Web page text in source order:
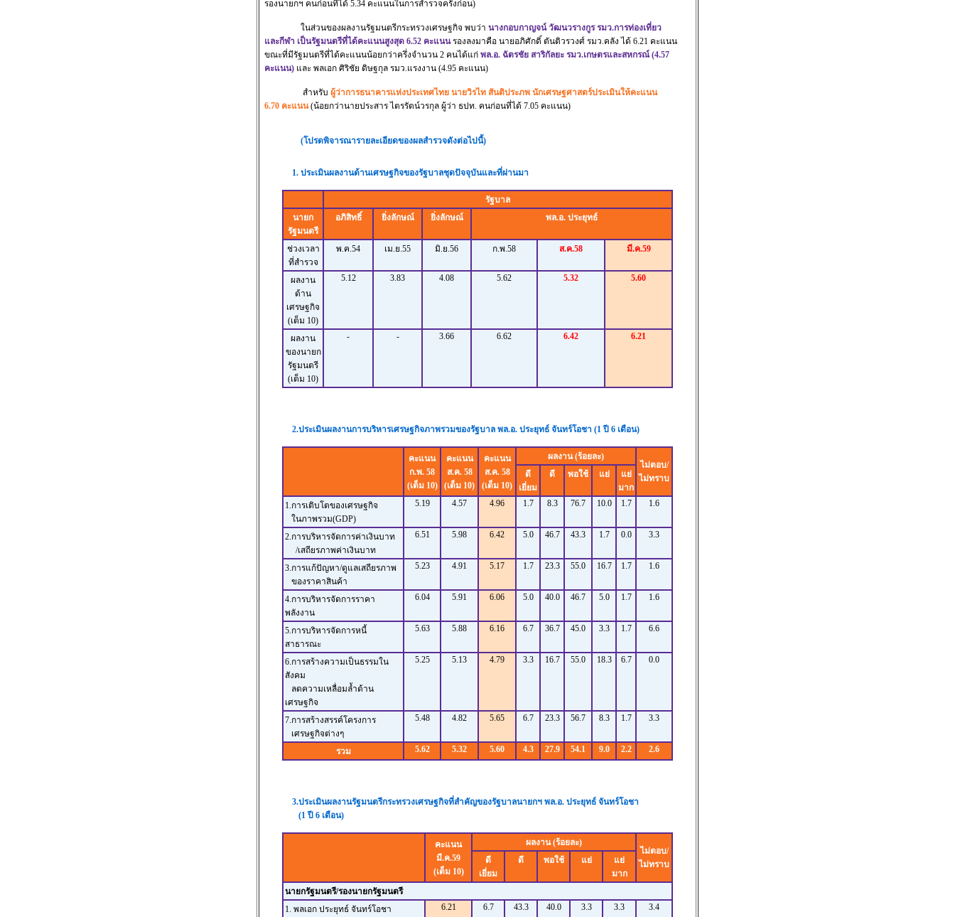
รองนายกฯ คนก่อนที่ได้ 5.34 คะแนนในการสำรวจครั้งก่อน)
ในส่วนของผลงานรัฐมนตรีกระทรวงเศรษฐกิจ พบว่า นางกอบกาญจน์ วัฒนวรางกูร รมว.การท่องเที่ยว
และกีฬา เป็นรัฐมนตรีที่ได้คะแนนสูงสุด 6.52 คะแนนรองลงมาคือ นายอภิศักดิ์ ตันติวรวงศ์ รมว.คลัง ได้ 6.21 คะแนน
ขณะที่มีรัฐมนตรีที่ได้คะแนนน้อยกว่าครึ่งจำนวน 2 คนได้แก่ พล.อ. ฉัตรชัย สาริกัลยะ รมว.เกษตรและสหกรณ์ (4.57
คะแนน) และ พลเอก ศิริชัย ดิษฐกุล รมว.แรงงาน (4.95 คะแนน)
สำหรับ ผู้ว่าการธนาคารแห่งประเทศไทย นายวิรไท สันติประภพ นักเศรษฐศาสตร์ประเมินให้คะแนน
6.70 คะแนน(น้อยกว่านายประสาร ไตรรัตน์วรกุล ผู้ว่า ธปท. คนก่อนที่ได้ 7.05 คะแนน)
(โปรดพิจารณารายละเอียดของผลสำรวจดังต่อไปนี้)
1. ประเมินผลงานด้านเศรษฐกิจของรัฐบาลชุดปัจจุบันและที่ผ่านมา
รัฐบาล
นายก
รัฐมนตรี
อภิสิทธิ์ ยิ่งลักษณ์ ยิ่งลักษณ์ พล.อ. ประยุทธ์
ช่วงเวลา
ที่สำรวจ
พ.ค.54 เม.ย.55 มิ.ย.56 ก.พ.58 ส.ค.58 มี.ค.59
ผลงาน
ด้าน
เศรษฐกิจ
(เต็ม 10)
5.12 3.83 4.08 5.62 5.32 5.60
ผลงาน
ของนายก
รัฐมนตรี
(เต็ม 10)
- - 3.66 6.62 6.42 6.21
2.ประเมินผลงานการบริหารเศรษฐกิจภาพรวมของรัฐบาล พล.อ. ประยุทธ์ จันทร์โอชา (1 ปี 6 เดือน)
คะแนน
ก.พ. 58
(เต็ม 10)
คะแนน
ส.ค. 58
(เต็ม 10)
คะแนน
ส.ค. 58
(เต็ม 10)
ผลงาน (ร้อยละ)
ไม่ตอบ/
ไม่ทราบ
ดี
เยี่ยม
ดี พอใช้ แย่
แย่
มาก
1.การเติบโตของเศรษฐกิจ
ในภาพรวม(GDP)
5.19 4.57 4.96 1.7 8.3 76.7 10.0 1.7 1.6
2.การบริหารจัดการค่าเงินบาท
/เสถียรภาพค่าเงินบาท
6.51 5.98 6.42 5.0 46.7 43.3 1.7 0.0 3.3
3.การแก้ปัญหา/ดูแลเสถียรภาพ
ของราคาสินค้า
5.23 4.91 5.17 1.7 23.3 55.0 16.7 1.7 1.6
4.การบริหารจัดการราคา
พลังงาน
6.04 5.91 6.06 5.0 40.0 46.7 5.0 1.7 1.6
5.การบริหารจัดการหนี้
สาธารณะ
5.63 5.88 6.16 6.7 36.7 45.0 3.3 1.7 6.6
6.การสร้างความเป็นธรรมใน
สังคม
ลดความเหลื่อมล้ำด้าน
เศรษฐกิจ
5.25 5.13 4.79 3.3 16.7 55.0 18.3 6.7 0.0
7.การสร้างสรรค์โครงการ
เศรษฐกิจต่างๆ
5.48 4.82 5.65 6.7 23.3 56.7 8.3 1.7 3.3
รวม 5.62 5.32 5.60 4.3 27.9 54.1 9.0 2.2 2.6
3.ประเมินผลงานรัฐมนตรีกระทรวงเศรษฐกิจที่สำคัญของรัฐบาลนายกฯ พล.อ. ประยุทธ์ จันทร์โอชา
(1 ปี 6 เดือน)
คะแนน
มี.ค.59
(เต็ม 10)
ผลงาน (ร้อยละ)
ไม่ตอบ/
ไม่ทราบ
ดี
เยี่ยม
ดี พอใช้ แย่
แย่
มาก
นายกรัฐมนตรี/รองนายกรัฐมนตรี
1. พลเอก ประยุทธ์ จันทร์โอชา
6.21 6.7 43.3 40.0 3.3 3.3 3.4